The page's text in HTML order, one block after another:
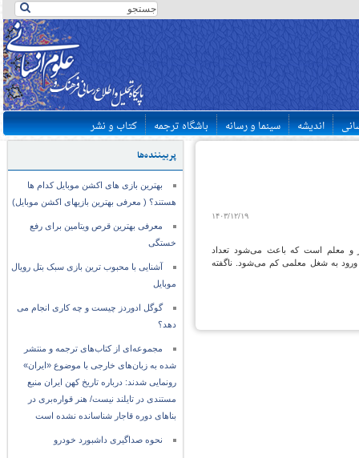
اندیشه سینما و رسانه باشگاه ترجمه کتاب و نشر
پربیننده‌ها
بهترین بازی های اکشن موبایل کدام ها
هستند؟ ( معرفی بهترین بازیهای اکشن موبایل)
معرفی بهترین قرص ویتامین برای رفع
خستگی
آشنایی با محبوب ترین بازی سبک بتل رویال
موبایل
گوگل ادوردز چیست و چه کاری انجام می
دهد؟
مجموعه‌ای از کتاب‌های ترجمه و منتشر
شده به زبان‌های خارجی با موضوع «ایران»
رونمایی شدند: درباره تاریخ کهن ایران منبع
مستندی در تایلند نیست/ هنر قواره‌بری در
بناهای دوره قاجار شناسانده نشده است
نحوه صداگیری داشبورد خودرو
۱۴۰۳/۱۲/۱۹
و معلم است که باعث می‌شود تعداد
ورود به شغل معلمی کم می‌شود. ناگفته